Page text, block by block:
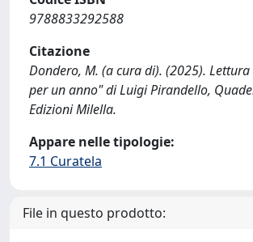
9788833292588
Citazione
Dondero, M. (a cura di). (2025).
per un anno" di Luigi Pirandello,
Edizioni Milella.
Appare nelle tipologie:
7.1 Curatela
File in questo prodotto: